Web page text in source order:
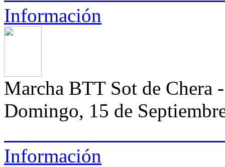
Información
Marcha BTT Sot de Chera
Domingo, 15 de
Información